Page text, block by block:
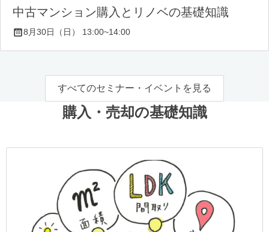
中古マンション購入とリノベの基礎知識
8月30日（日） 13:00~14:00
すべてのセミナー・イベントを見る
購入・売却の基礎知識